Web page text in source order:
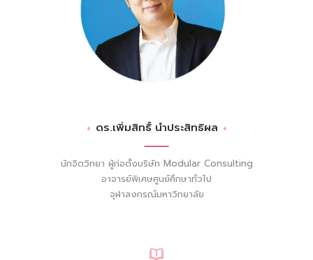
ดร.เพิ่มสิทธิ์ นำประสิทธิผล
นักจิตวิทยา ผู้ก่อตั้งบริษัท Modular Consulting
อาจารย์พิเศษศูนย์ศึกษาทั่วไป
จุฬาลงกรณ์มหาวิทยาลัย